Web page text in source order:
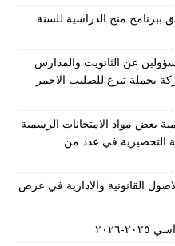
ببرنامج منح الدراسية للسنة
الى جميع المسؤولين عن الثانويت والمدارس
بحملة تبرع للصليب الاحمر
وتسمية بعض مواد الامتحانات الرسمية
التحضيرية في عدد من
حول التقيد بالاصول القانونية والادارية في عرض
٢٠٢٦